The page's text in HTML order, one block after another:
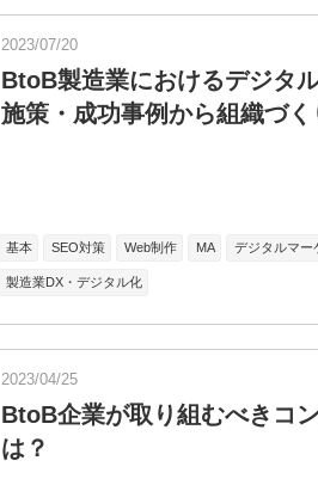
2023/07/20
BtoB製造業におけるデジタ
施策・成功事例から組織づく
基本 SEO対策 Web制作 MA デジタルマー
製造業DX・デジタル化
2023/04/25
BtoB企業が取り組むべきコ
は？